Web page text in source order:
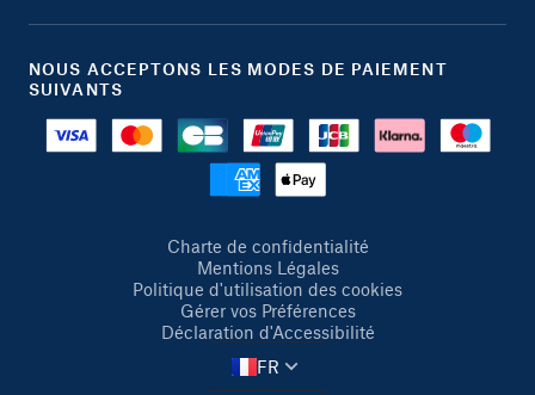
NOUS ACCEPTONS LES MODES DE PAIEMENT
SUIVANTS
Charte de confidentialité
Mentions Légales
Politique d'utilisation des cookies
Gérer vos Préférences
Déclaration d'Accessibilité
FR